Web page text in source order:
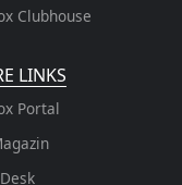
Clubhouse
LINKS
Portal